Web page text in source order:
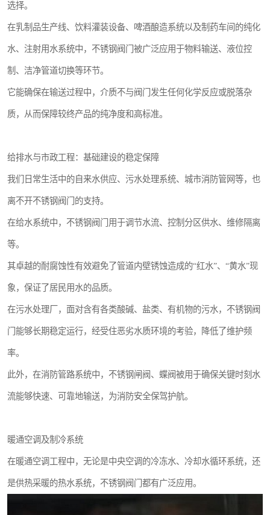
选择。
在乳制品生产线、饮料灌装设备、啤酒酿造系统以及制药车间的纯化
水、注射用水系统中，不锈钢阀门被广泛应用于物料输送、液位控
制、洁净管道切换等环节。
它能确保在输送过程中，介质不与阀门发生任何化学反应或脱落杂
质，从而保障较终产品的纯净度和高标准。
给排水与市政工程：基础建设的稳定保障
我们日常生活中的自来水供应、污水处理系统、城市消防管网等，也
离不开不锈钢阀门的支持。
在给水系统中，不锈钢阀门用于调节水流、控制分区供水、维修隔离
等。
其卓越的耐腐蚀性有效避免了管道内壁锈蚀造成的“红水”、“黄水”现
象，保证了居民用水的品质。
在污水处理厂，面对含有各类酸碱、盐类、有机物的污水，不锈钢阀
门能够长期稳定运行，经受住恶劣水质环境的考验，降低了维护频
率。
此外，在消防管路系统中，不锈钢闸阀、蝶阀被用于确保关键时刻水
流能够快速、可靠地输送，为消防安全保驾护航。
暖通空调及制冷系统
在暖通空调工程中，无论是中央空调的冷冻水、冷却水循环系统，还
是供热采暖的热水系统，不锈钢阀门都有广泛应用。